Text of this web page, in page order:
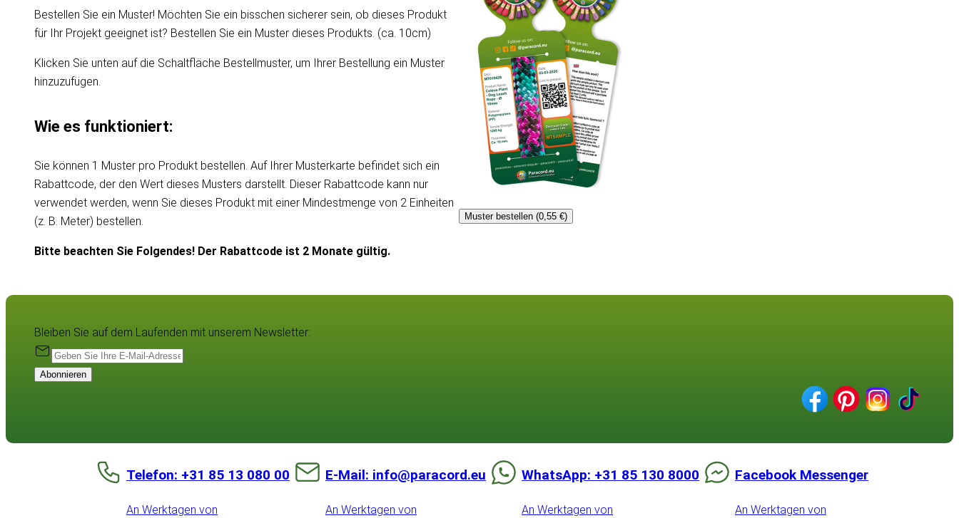
Bestellen Sie ein Muster! Möchten Sie ein bisschen sicherer sein, ob dieses Produkt
für Ihr Projekt geeignet ist? Bestellen Sie ein Muster dieses Produkts. (ca. 10cm)
Klicken Sie unten auf die Schaltfläche Bestellmuster, um Ihrer Bestellung ein Muster
hinzuzufügen.
Wie es funktioniert:
Sie können 1 Muster pro Produkt bestellen. Auf Ihrer Musterkarte befindet sich ein
Rabattcode, der den Wert dieses Musters darstellt. Dieser Rabattcode kann nur
verwendet werden, wenn Sie dieses Produkt mit einer Mindestmenge von 2 Einheiten
(z. B. Meter) bestellen.
Bitte beachten Sie Folgendes! Der Rabattcode ist 2 Monate gültig.
Muster bestellen (0,55 €)
Bleiben Sie auf dem Laufenden mit unserem Newsletter:
Abonnieren
Telefon: +31 85 13 080 00
An Werktagen von
E-Mail: info@paracord.eu
An Werktagen von
WhatsApp: +31 85 130 8000
An Werktagen von
Facebook Messenger
An Werktagen von